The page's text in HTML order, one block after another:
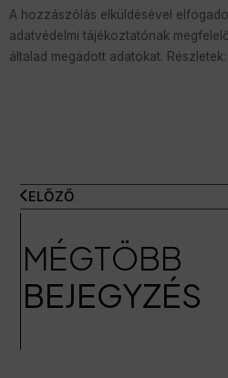
A hozzászólás elküldésével
adatvédelmi tájékoztatónak
általad megadott adatokat. Részletek:
ELŐZŐ
MÉGTÖBB
BEJEGYZÉS